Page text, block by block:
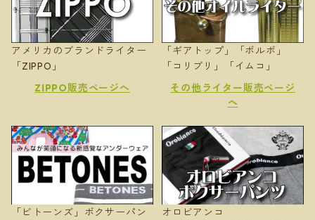
アメリカのブランドライター
「ZIPPO」
ZIPPO販売ページへ
「ギアトップ」「ボルボ」
「コリブリ」「イムコ」
その他ライター販売ページ
へ
「ビトーンズ」ボクサーパン
オロビアンコ